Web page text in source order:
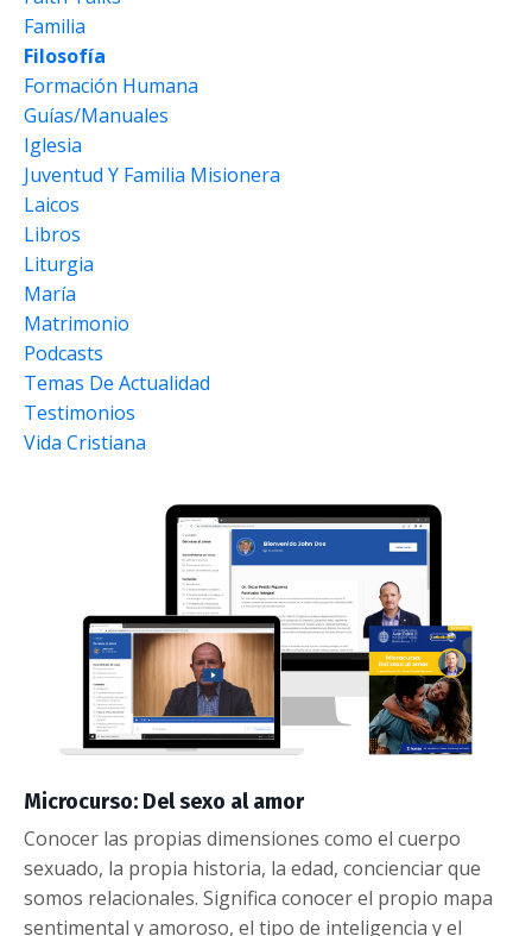
Familia
Filosofía
Formación Humana
Guías/manuales
Iglesia
Juventud Y Familia Misionera
Laicos
Libros
Liturgia
María
Matrimonio
Podcasts
Temas De Actualidad
Testimonios
Vida Cristiana
Microcurso: Del sexo al amor
Conocer las propias dimensiones como el cuerpo
sexuado, la propia historia, la edad, concienciar que
somos relacionales. Significa conocer el propio mapa
sentimental y amoroso, el tipo de inteligencia y el